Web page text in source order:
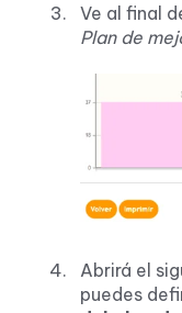
Ve al final
Plan de
Abrirá el
puedes